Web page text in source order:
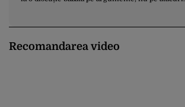
Recomandarea video